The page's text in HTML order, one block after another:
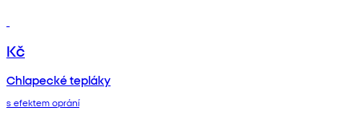
Kč
Chlapecké tepláky
s efektem oprání